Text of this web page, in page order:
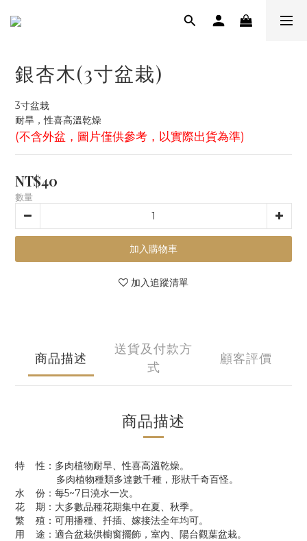
銀杏木(3寸盆栽)
3寸盆栽
耐旱，性喜高溫乾燥
(不含外盆，圖片僅供參考，以實際出貨為準)
NT$40
數量
加入購物車
加入追蹤清單
商品描述
送貨及付款方
式
顧客評價
商品描述
特 性：多肉植物耐旱、性喜高溫乾燥。
多肉植物種類多達數千種，形狀千奇百怪。
水 份：每5~7日澆水一次。
花 期：大多數品種花期集中在夏、秋季。
繁 殖：可用播種、扦插、嫁接法全年均可。
用 途：適合盆栽供櫥窗擺飾，室內、陽台觀葉盆栽。